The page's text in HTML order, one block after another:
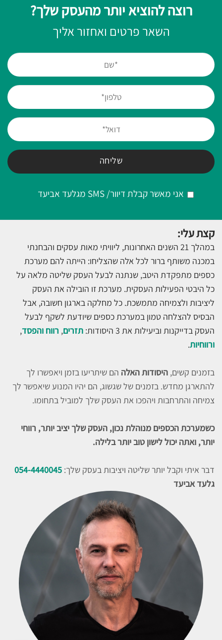
רוצה להוציא יותר מהעסק שלך?
השאר פרטים ואחזור אליך
אני מאשר קבלת דיוור/ SMS מגלעד אביעד
קצת עלי:
במהלך 21 השנים האחרונות, ליוויתי מאות עסקים והבחנתי
במכנה משותף ברור לכל אלה שהצליחו: הייתה להם מערכת
כספים מתפקדת היטב, שנתנה לבעל העסק שליטה מלאה על
כל היבטי הפעילות העסקית. מערכת זו הובילה את העסק
ליציבות ולצמיחה מתמשכת. כל מחלקה בארגון חשובה, אבל
הבסיס להצלחה טמון במערכת כספים שיודעת לשקף לבעל
העסק בדייקנות וביעילות את 3 היסודות:
תזרים, רווח והפסד,
ורווחיות.
בזמנים קשים, היסודות האלההם שיתריעו בזמן ויאפשרו לך
להתארגן מחדש. בזמנים של שגשוג, הם יהיו המנוע שיאפשר לך
צמיחה והתרחבות ויהפכו את העסק שלך למוביל בתחומו.
כשמערכת הכספים מנוהלת נכון, העסק שלך יציב יותר, רווחי
יותר, ואתה יכול לישון טוב יותר בלילה.
דבר איתי וקבל יותר שליטה ויציבות בעסק שלך: 054-4440045
גלעד אביעד